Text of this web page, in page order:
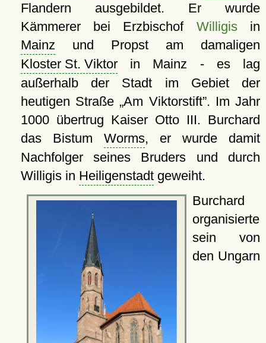
Flandern ausgebildet. Er wurde
Kämmerer bei Erzbischof Willigisin
Mainz und Propst am damaligen
Kloster St. Viktorin Mainz - es lag
außerhalb der Stadt im Gebiet der
heutigen Straße Am Viktorstift . Im Jahr
1000 übertrug Kaiser Otto III. Burchard
das Bistum Worms, er wurde damit
Nachfolger seines Bruders und durch
Willigis in Heiligenstadtgeweiht.
Burchard
organisierte
sein von
den Ungarn